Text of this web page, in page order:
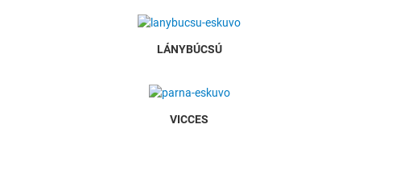
LÁNYBÚCSÚ
VICCES